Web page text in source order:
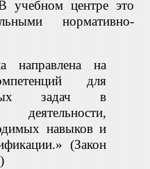
учебном центре это
нормативно-
направлена на
для
задач в
деятельности,
навыков и
(Закон